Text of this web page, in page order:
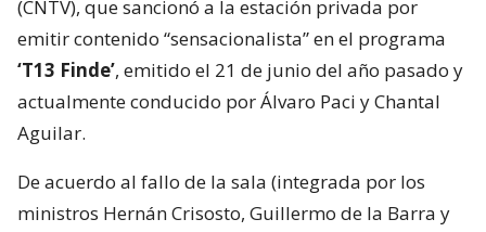
(CNTV), que sancionó a la estación privada por
emitir contenido “sensacionalista” en el programa
‘T13 Finde’, emitido el 21 de junio del año pasado y
actualmente conducido por Álvaro Paci y Chantal
Aguilar.
De acuerdo al fallo de la sala (integrada por los
ministros Hernán Crisosto, Guillermo de la Barra y